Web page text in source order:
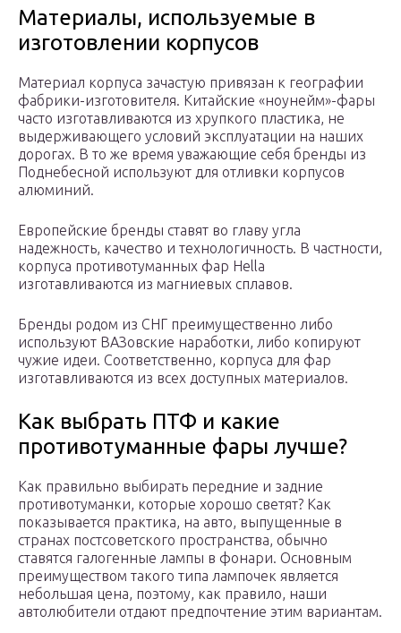
Материалы, используемые в
изготовлении корпусов
Материал корпуса зачастую привязан к географии
фабрики-изготовителя. Китайские «ноунейм»-фары
часто изготавливаются из хрупкого пластика, не
выдерживающего условий эксплуатации на наших
дорогах. В то же время уважающие себя бренды из
Поднебесной используют для отливки корпусов
алюминий.
Европейские бренды ставят во главу угла
надежность, качество и технологичность. В частности,
корпуса противотуманных фар Hella
изготавливаются из магниевых сплавов.
Бренды родом из СНГ преимущественно либо
используют ВАЗовские наработки, либо копируют
чужие идеи. Соответственно, корпуса для фар
изготавливаются из всех доступных материалов.
Как выбрать ПТФ и какие
противотуманные фары лучше?
Как правильно выбирать передние и задние
противотуманки, которые хорошо светят? Как
показывается практика, на авто, выпущенные в
странах постсоветского пространства, обычно
ставятся галогенные лампы в фонари. Основным
преимуществом такого типа лампочек является
небольшая цена, поэтому, как правило, наши
автолюбители отдают предпочтение этим вариантам.